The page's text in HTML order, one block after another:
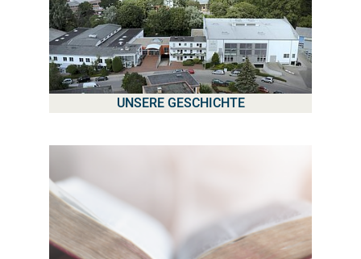
UNSERE GESCHICHTE